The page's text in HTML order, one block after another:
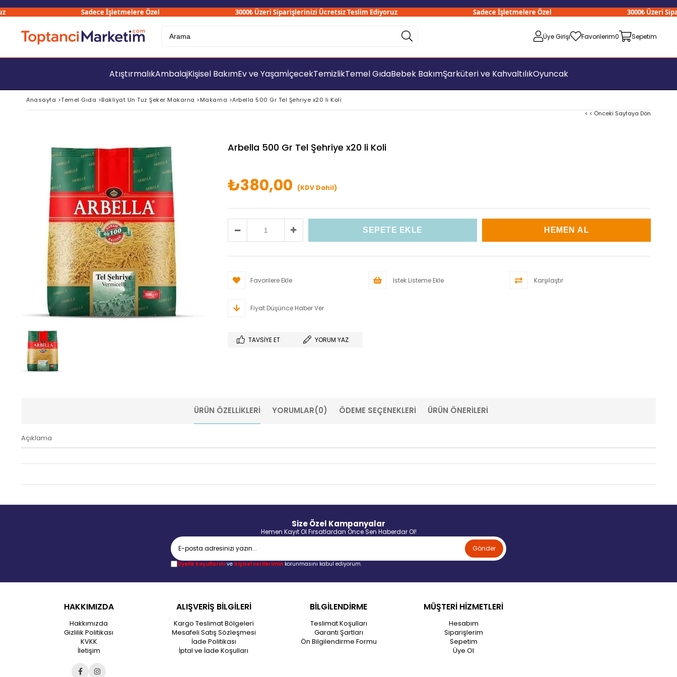
Sadece İşletmelere Özel 3000₺ Üzeri Siparişlerinizi Ücretsiz Teslim Ediyoruz Sadece İşletmelere Özel 3000₺ Üzeri
Üye Girişi Favorilerim0 Sepetim
AtıştırmalıkAmbalajKişisel BakımEv ve YaşamİçecekTemizlikTemel GıdaBebek BakımŞarküteri ve KahvaltılıkOyuncak
Anasayfa >Temel Gıda >Bakliyat Un Tuz Şeker Makarna >Makarna >Arbella 500 Gr Tel Şehriye x20 li Koli
< < Önceki Sayfaya Dön
Arbella 500 Gr Tel Şehriye x20 li Koli
₺380,00 (KDV Dahil)
Favorilere Ekle İstek Listeme Ekle Karşılaştır
Fiyat Düşünce Haber Ver
TAVSIYE ET YORUM YAZ
ÜRÜN ÖZELLIKLERI YORUMLAR(0) ÖDEME SEÇENEKLERI ÜRÜN ÖNERILERI
Açıklama
Size Özel Kampanyalar
Hemen Kayıt Ol Fırsatlardan Önce Sen Haberdar Ol!
Gönder
Üyelik koşullarınıve kişisel verileriminkorunmasını kabul ediyorum.
HAKKIMIZDA
Hakkımızda
Gizlilik Politikası
KVKK
İletişim
ALIŞVERİŞ BİLGİLERİ
Kargo Teslimat Bölgeleri
Mesafeli Satış Sözleşmesi
İade Politikası
İptal ve İade Koşulları
BİLGİLENDİRME
Teslimat Koşulları
Garanti Şartları
Ön Bilgilendirme Formu
MÜŞTERİ HİZMETLERİ
Hesabım
Siparişlerim
Sepetim
Üye Ol